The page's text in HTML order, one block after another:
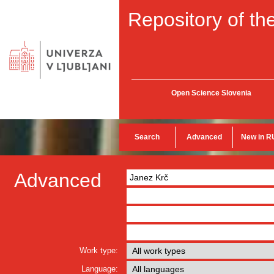
Repository of
Open Science Slovenia
Search Advanced New in
Advanced
Work type:
Language: